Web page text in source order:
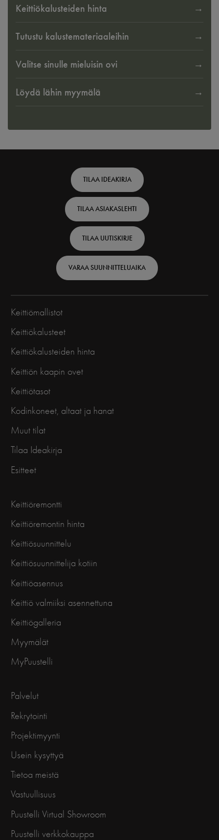
Keittiökalusteiden hinta
Tutustu kalustemateriaaleihin
Valitse sinulle mieluisin ovi
Löydä lähin myymälä
Finnish
TILAA IDEAKIRJA
TILAA ASIAKASLEHTI
TILAA UUTISKIRJE
VARAA SUUNNITTELUAIKA
Keittiömallistot
Keittiökalusteet
Keittiökalusteiden hinta
Keittiön kaapin ovet
Keittiötasot
Kodinkoneet, altaat ja hanat
Muut tilat
Tilaa Ideakirja
Esitteet
Keittiöremontti
Keittiöremontin hinta
Keittiösuunnittelu
Keittiösuunnittelija kotiin
Keittiöasennus
Keittiö valmiiksi asennettuna
Keittiögalleria
Myymälät
MyPuustelli
Palvelut
Rekrytointi
Projektimyynti
Usein kysyttyä
Tietoa meistä
Vastuullisuus
Puustelli Virtual Showroom
Puustelli verkkokauppa